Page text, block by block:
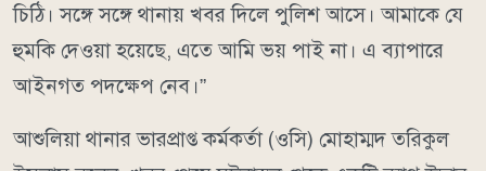
চিঠি। সঙ্গে সঙ্গে থানায় খবর দিলে পুলিশ আসে। আমাকে যে
হুমকি দেওয়া হয়েছে, এতে আমি ভয় পাই না। এ ব্যাপারে
আইনগত পদক্ষেপ নেব।”
আশুলিয়া থানার ভারপ্রাপ্ত কর্মকর্তা (ওসি) মোহাম্মদ তরিকুল